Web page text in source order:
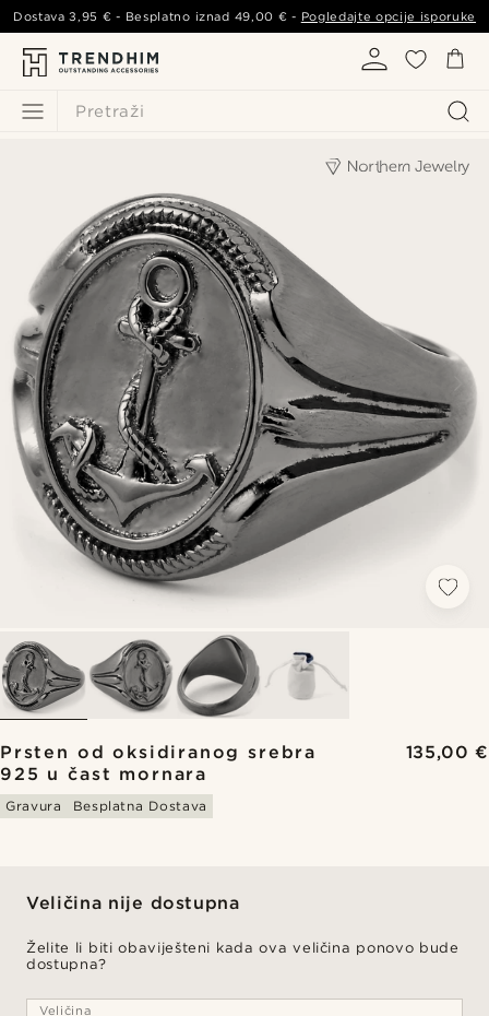
Pretraži
Dostava3,95 € - Besplatno iznad 49,00 € - Pogledajte opcije isporuke
Prsten od oksidiranog srebra
925 u čast mornara
135,00 €
Gravura Besplatna Dostava
Veličina nije dostupna
Želite li biti obaviješteni kada ova veličina ponovo bude
dostupna?
Veličina